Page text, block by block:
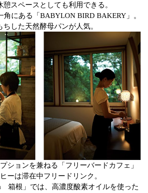
憩スペースとしても利用できる。
角にある「BABYLON BIRD BAKERY」。
ちした天然酵母パンが人気。
ションを兼ねる「フリーバードカフェ」
ーは滞在中フリードリンク。
箱根」では、高濃度酸素オイルを使った